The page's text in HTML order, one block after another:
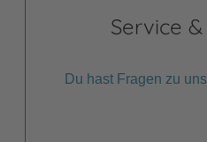
Service
Du hast Fragen zu